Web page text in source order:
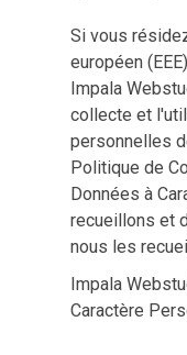
Si vous
européen
Impala
collecte et
personnelles
Politique de
Données à
recueillons et
nous les
Impala
Caractère